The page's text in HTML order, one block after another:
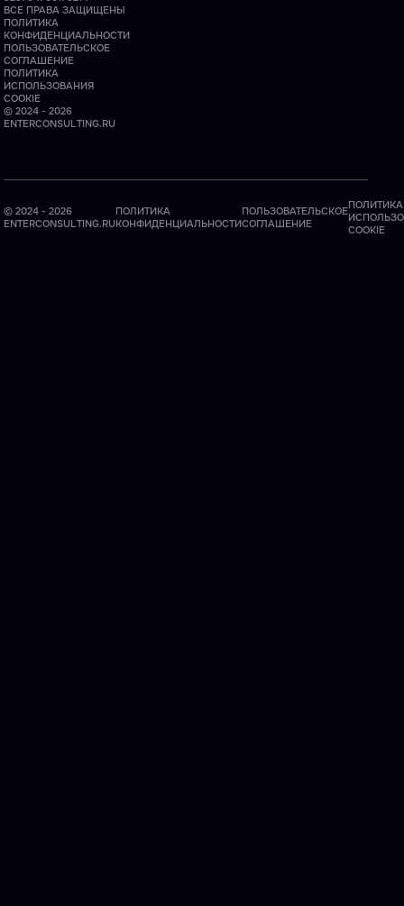
ВСЕ ПРАВА ЗАЩИЩЕНЫ
ПОЛИТИКА
КОНФИДЕНЦИАЛЬНОСТИ
ПОЛЬЗОВАТЕЛЬСКОЕ
СОГЛАШЕНИЕ
ПОЛИТИКА
ИСПОЛЬЗОВАНИЯ
COOKIE
© 2024 - 2026
ENTERCONSULTING.RU
© 2024 - 2026
ENTERCONSULTING.RU
ПОЛИТИКА
КОНФИДЕНЦИАЛЬНОСТИ
ПОЛЬЗОВАТЕЛЬСКОЕ
СОГЛАШЕНИЕ
ПОЛИТИКА
COOKIE